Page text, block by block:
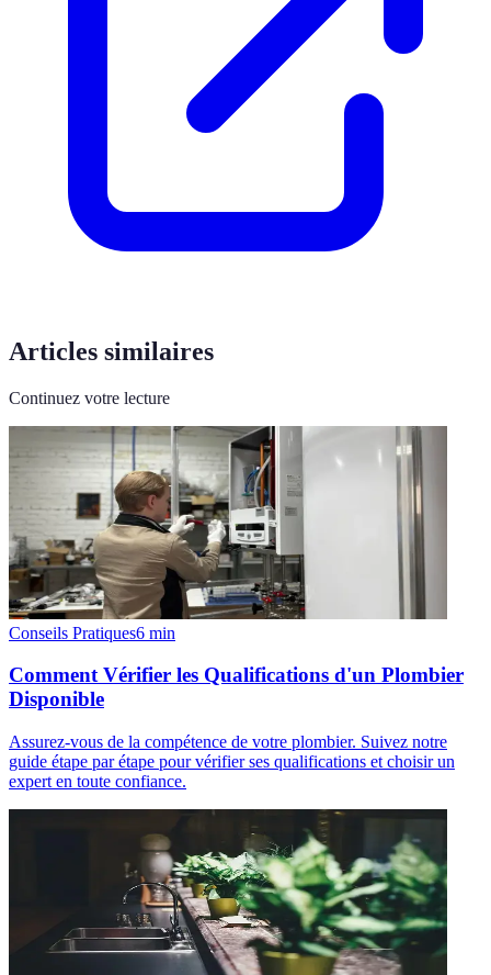
Articles similaires
Continuez votre lecture
Conseils Pratiques6 min
Comment Vérifier les Qualifications d'un Plombier
Disponible
Assurez-vous de la compétence de votre plombier. Suivez notre
guide étape par étape pour vérifier ses qualifications et choisir un
expert en toute confiance.